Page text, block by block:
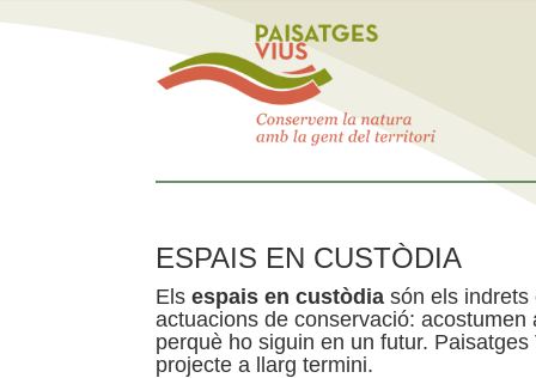
ESPAIS EN CUSTÒDIA
Els espais en custòdia són els indrets
actuacions de conservació:
perquè ho siguin en un futur.
projecte a llarg termini.